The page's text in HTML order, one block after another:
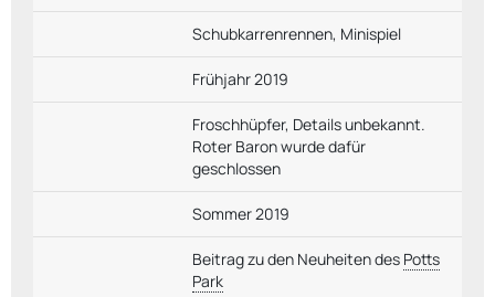
Schubkarrenrennen, Minispiel
Frühjahr 2019
Froschhüpfer, Details unbekannt.
Roter Baron wurde dafür
geschlossen
Sommer 2019
Beitrag zu den Neuheiten des Potts
Park